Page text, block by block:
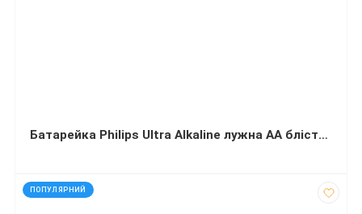
Батарейка Philips Ultra Alkaline лужна AA блістер 8 штук
ПОПУЛЯРНИЙ
код: 21131